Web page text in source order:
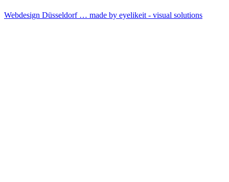
Webdesign Düsseldorf … made by eyelikeit - visual solutions